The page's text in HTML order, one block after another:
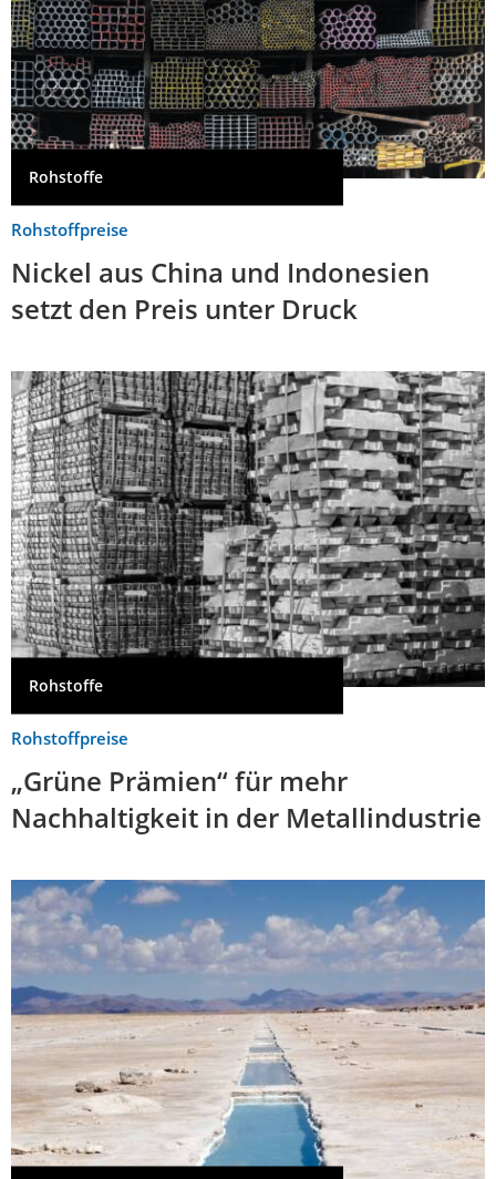
Rohstoffe
Rohstoffpreise
Nickel aus China und Indonesien
setzt den Preis unter Druck
Rohstoffe
Rohstoffpreise
„Grüne Prämien“ für mehr
Nachhaltigkeit in der Metallindustrie